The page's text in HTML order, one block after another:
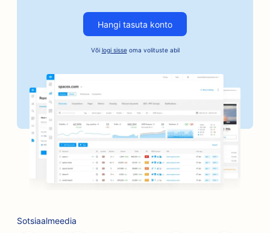
SEO kautsjoniteenuste jaoks
SEO juuksuripoodidele
SEO pankadele
SEO raamatupoodidele
SEO grillimisvõimaluste jaoks
SEO lauamängude kohvikutele
Hangi tasuta konto
Või logi sisseoma volituste abil
Sotsiaalmeedia